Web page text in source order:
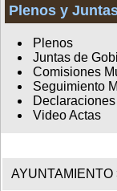
Plenos y
Plenos
Juntas de
Comisiones
Seguimiento
Video Actas
AYUNTAMIENTO